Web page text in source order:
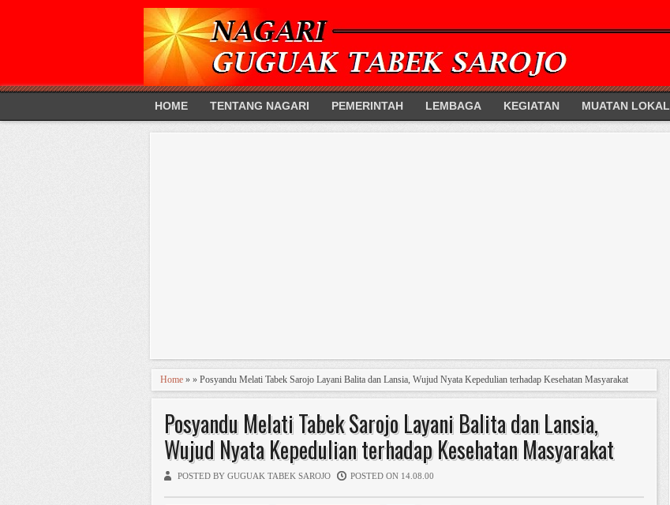
HOME TENTANG NAGARI PEMERINTAH LEMBAGA KEGIATAN MUATAN LOKAL
Home » » Posyandu Melati Tabek Sarojo Layani Balita dan Lansia, Wujud Nyata Kepedulian terhadap Kesehatan Masyarakat
Posyandu Melati Tabek Sarojo Layani Balita dan Lansia,
Wujud Nyata Kepedulian terhadap Kesehatan Masyarakat
POSTED BY GUGUAK TABEK SAROJO POSTED ON 14.08.00